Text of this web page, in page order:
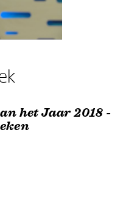
het Jaar 2018 -